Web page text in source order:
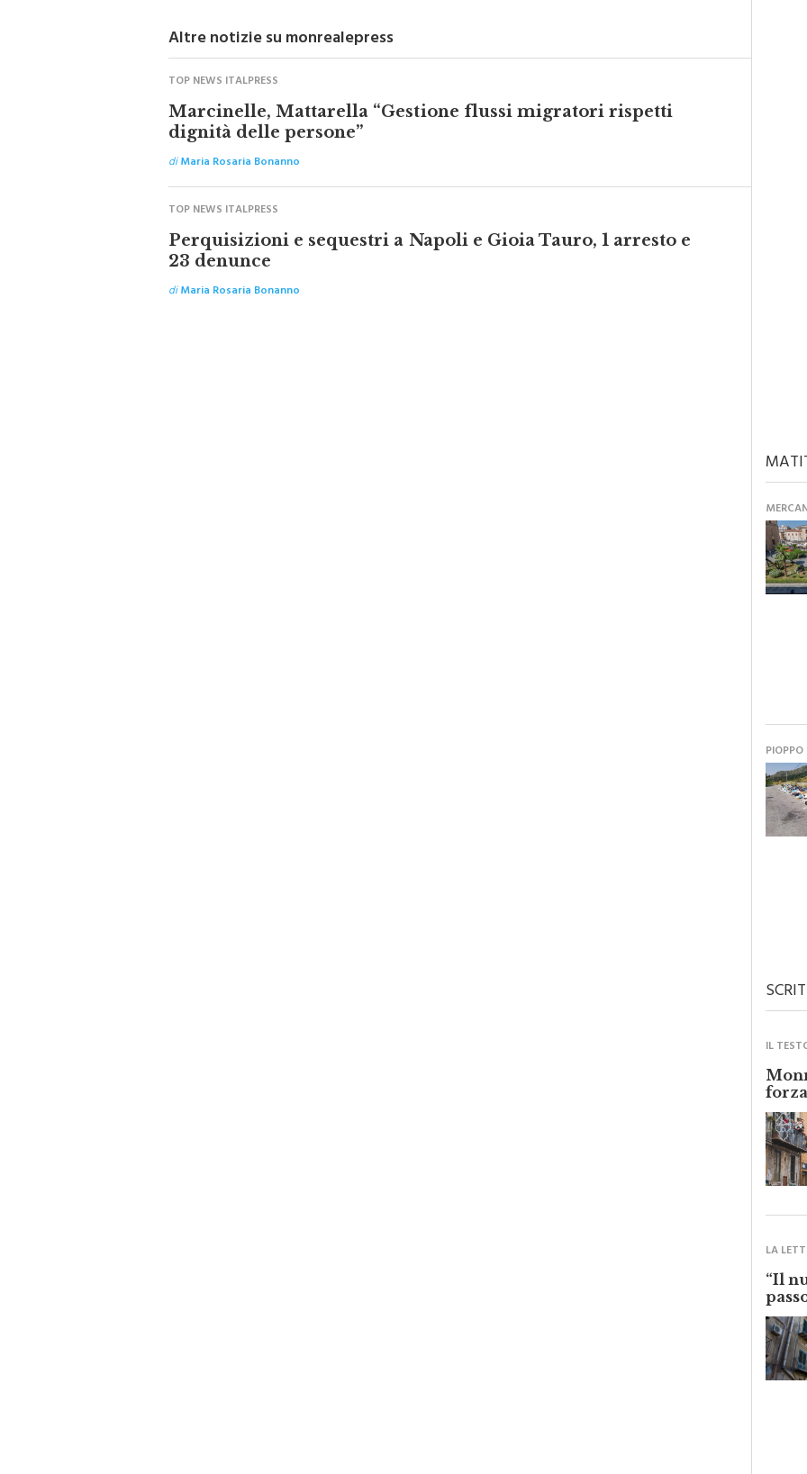
Altre notizie su monrealepress
TOP NEWS ITALPRESS
Marcinelle, Mattarella “Gestione flussi migratori rispetti
dignità delle persone”
diMaria Rosaria Bonanno
TOP NEWS ITALPRESS
Perquisizioni e sequestri a Napoli e Gioia Tauro, 1 arresto e
23 denunce
diMaria Rosaria Bonanno
PIOPPO
IL
LA
“Il